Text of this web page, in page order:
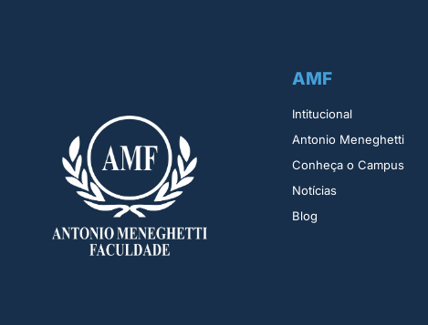
AMF
Intitucional
Antonio Meneghetti
Conheça o Campus
Notícias
Blog